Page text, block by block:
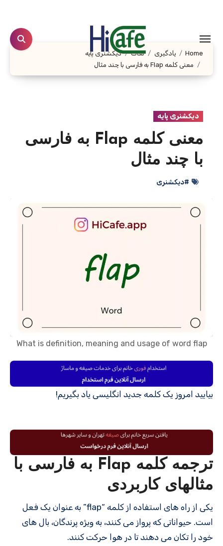
content
Home یادگیری لغات
دیکشنری پایه
معنی کلمه Flap به فارسی با چند مثال
دیکشنری پایه
معنی کلمه Flap به فارسی
با چند مثال
#دیکشنری
What is definition, meaning and usage of word flap
بیایید امروز یک کلمه جدید انگلیسی یاد بگیریم!
ترجمه کلمه Flap به فارسی با
مثالهای کاربردی
یکی از راه های استفاده از کلمه “flap” به عنوان یک فعل
است. حیواناتی که پرواز می کنند، به ویژه پرندگان، بال های
خود را تکان می دهند تا در هوا حرکت کنند.